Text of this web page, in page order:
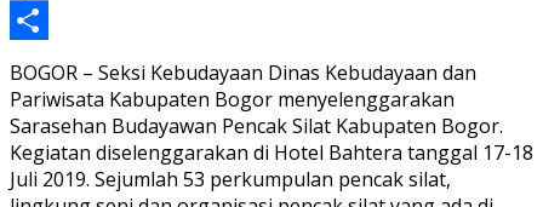
Copy
Link
Share
BOGOR – Seksi Kebudayaan Dinas Kebudayaan dan
Pariwisata Kabupaten Bogor menyelenggarakan
Sarasehan Budayawan Pencak Silat Kabupaten Bogor.
Kegiatan diselenggarakan di Hotel Bahtera tanggal 17-18
Juli 2019. Sejumlah 53 perkumpulan pencak silat,